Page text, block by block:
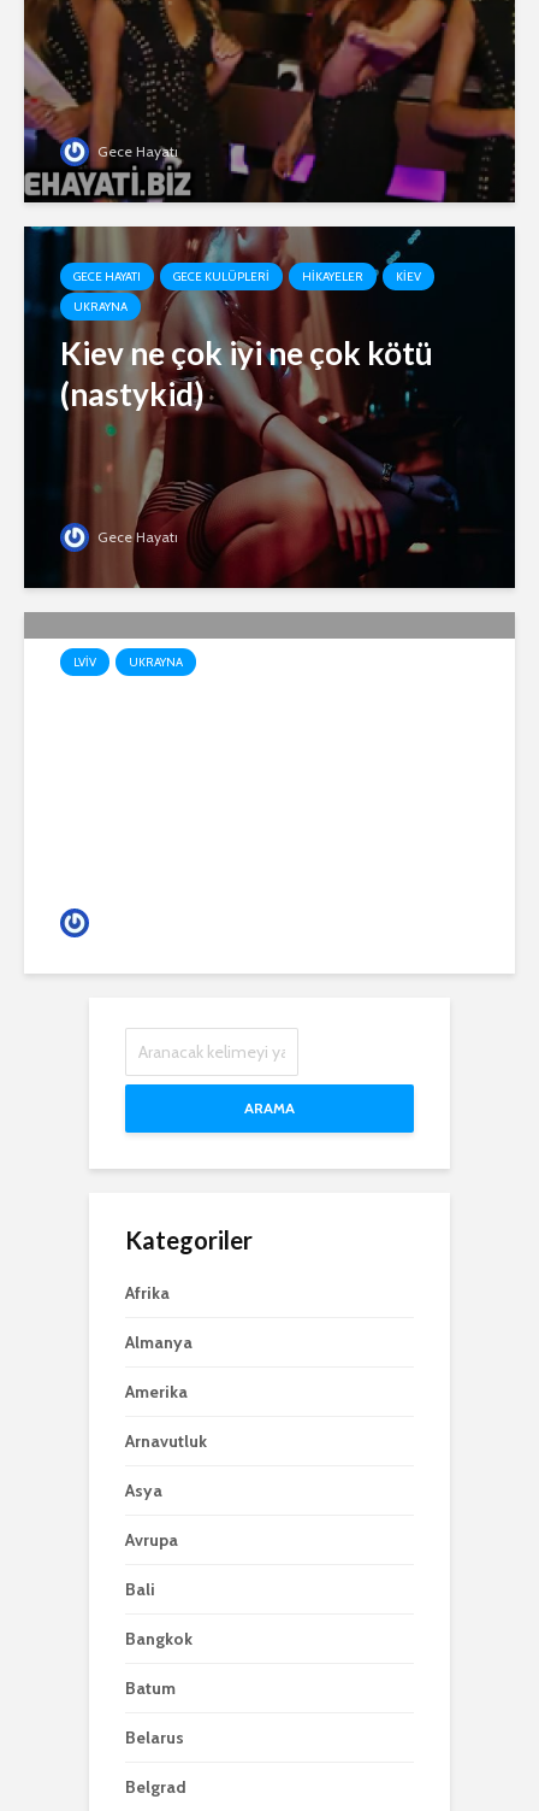
Gece Hayatı
GECE HAYATI GECE KULÜPLERI HIKAYELER
KIEV
UKRAYNA
Kiev ne çok iyi ne çok kötü
(nastykid)
Gece Hayatı
LVIV UKRAYNA
ARAMA
Kategoriler
Afrika
Almanya
Amerika
Arnavutluk
Asya
Avrupa
Bali
Bangkok
Batum
Belarus
Belgrad